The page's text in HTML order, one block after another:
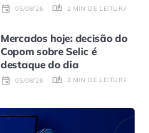
05/08/26 2 MIN DE LEITURA
Mercados hoje: decisão do
Copom sobre Selic é
destaque do dia
05/08/26 2 MIN DE LEITURA